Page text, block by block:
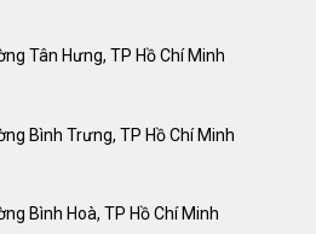
Tân Hưng, TP Hồ Chí Minh
Bình Trưng, TP Hồ Chí Minh
Bình Hoà, TP Hồ Chí Minh